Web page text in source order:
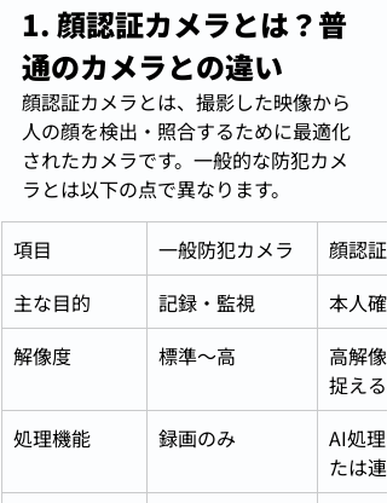
1. 顔認証カメラとは？普
通のカメラとの違い
顔認証カメラとは、撮影した映像から
人の顔を検出・照合するために最適化
されたカメラです。一般的な防犯カメ
ラとは以下の点で異なります。
項目 一般防犯カメラ
顔認証
主な目的
記録・監視
本人確
解像度
標準〜高
高解
捉える
処理機能
録画のみ
AI処
たは連